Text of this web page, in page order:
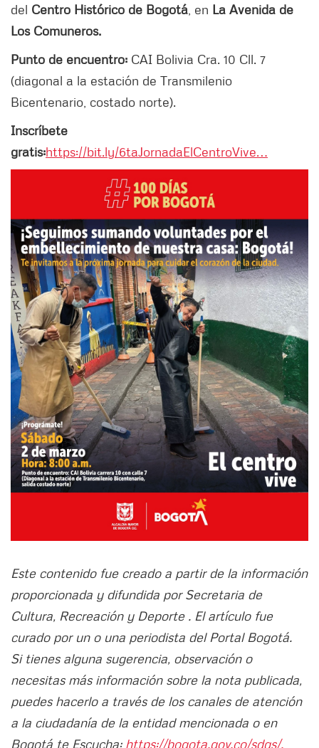
del Centro Histórico de Bogotá , en La Avenida de
Los Comuneros.
Punto de encuentro: CAI Bolivia Cra. 10 Cll. 7
(diagonal a la estación de Transmilenio
Bicentenario, costado norte).
Inscríbete
gratis:https://bit.ly/6taJornadaElCentroVive…
Este contenido fue creado a partir de la información
proporcionada y difundida por Secretaria de
Cultura, Recreación y Deporte . El artículo fue
curado por un o una periodista del Portal Bogotá.
Si tienes alguna sugerencia, observación o
necesitas más información sobre la nota publicada,
puedes hacerlo a través de los canales de atención
a la ciudadanía de la entidad mencionada o en
Bogotá te Escucha: https://bogota.gov.co/sdqs/.